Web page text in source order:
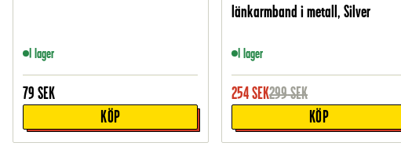
I lager
79 SEK
KÖP
länkarmband i metall, Silver
I lager
254SEK299SEK
KÖP